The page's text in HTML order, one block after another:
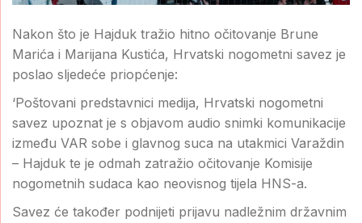
Nakon što je Hajduk tražio hitno očitovanje Brune
Marića i Marijana Kustića, Hrvatski nogometni savez je
poslao sljedeće priopćenje:
‘Poštovani predstavnici medija, Hrvatski nogometni
savez upoznat je s objavom audio snimki komunikacije
između VAR sobe i glavnog suca na utakmici Varaždin
– Hajduk te je odmah zatražio očitovanje Komisije
nogometnih sudaca kao neovisnog tijela HNS-a.
Savez će također podnijeti prijavu nadležnim državnim